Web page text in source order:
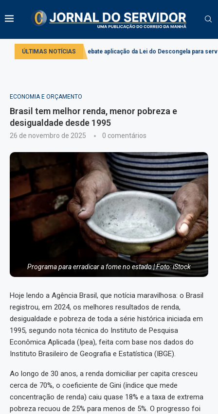
ÚLTIMAS NOTÍCIAS
Comissão debate aplicação da Lei do Descongela para servidores
ECONOMIA E ORÇAMENTO
Brasil tem melhor renda, menor pobreza e
desigualdade desde 1995
26 de novembro de 2025 0 comentários
Programa para erradicar a fome no estado | Foto: iStock
Hoje lendo a Agência Brasil, que notícia maravilhosa: o Brasil
registrou, em 2024, os melhores resultados de renda,
desigualdade e pobreza de toda a série histórica iniciada em
1995, segundo nota técnica do Instituto de Pesquisa
Econômica Aplicada (Ipea), feita com base nos dados do
Instituto Brasileiro de Geografia e Estatística (IBGE).
Ao longo de 30 anos, a renda domiciliar per capita cresceu
cerca de 70%, o coeficiente de Gini (índice que mede
concentração de renda) caiu quase 18% e a taxa de extrema
pobreza recuou de 25% para menos de 5%. O progresso foi